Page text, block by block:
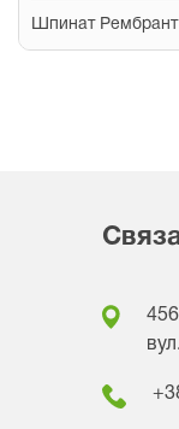
Шпинат Рембрант